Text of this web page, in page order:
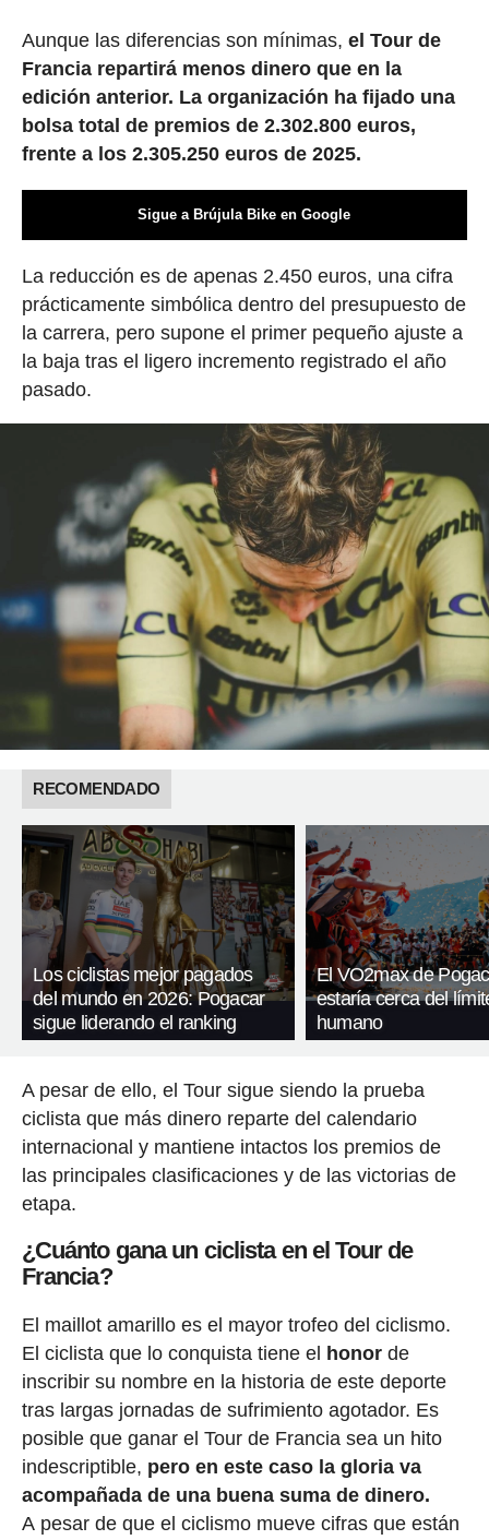
Aunque las diferencias son mínimas, el Tour de
Francia repartirá menos dinero que en la
edición anterior. La organización ha fijado una
bolsa total de premios de 2.302.800 euros,
frente a los 2.305.250 euros de 2025.
Sigue a Brújula Bike en Google
La reducción es de apenas 2.450 euros, una cifra
prácticamente simbólica dentro del presupuesto de
la carrera, pero supone el primer pequeño ajuste a
la baja tras el ligero incremento registrado el año
pasado.
RECOMENDADO
Los ciclistas mejor pagados
del mundo en 2026: Pogacar
sigue liderando el ranking
El VO2max de
estaría cerca del
humano
A pesar de ello, el Tour sigue siendo la prueba
ciclista que más dinero reparte del calendario
internacional y mantiene intactos los premios de
las principales clasificaciones y de las victorias de
etapa.
¿Cuánto gana un ciclista en el Tour de
Francia?
El maillot amarillo es el mayor trofeo del ciclismo.
El ciclista que lo conquista tiene el honorde
inscribir su nombre en la historia de este deporte
tras largas jornadas de sufrimiento agotador. Es
posible que ganar el Tour de Francia sea un hito
indescriptible, pero en este caso la gloria va
acompañada de una buena suma de dinero.
A pesar de que el ciclismo mueve cifras que están